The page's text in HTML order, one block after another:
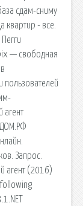
сдам-сниму
квартир - все.
— свободная
ДОМ.РФ
Запрос.
агент (2016)